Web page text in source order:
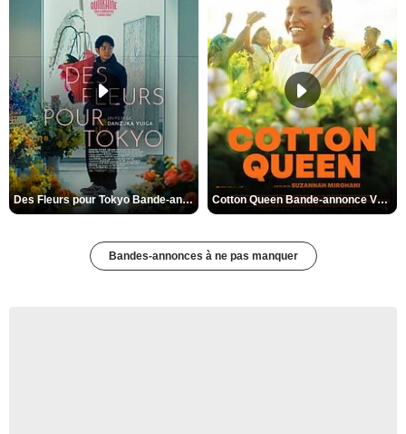
Des Fleurs pour Tokyo Bande-annonce VO STFR Cotton Queen Bande-annonce VO STFR
Bandes-annonces à ne pas manquer